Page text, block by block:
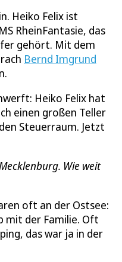
Heiko Felix ist
RheinFantasie, das
gehört. Mit dem
Bernd Imgrund
Heiko Felix hat
einen großen Teller
Steuerraum. Jetzt
Wie weit
oft an der Ostsee:
mit der Familie. Oft
das war ja in der